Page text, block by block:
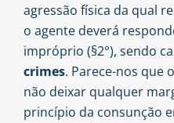
agressão física da qual
o agente deverá
impróprio (§2°), sendo
crimes. Parece-nos que
não deixar qualquer
princípio da consunção